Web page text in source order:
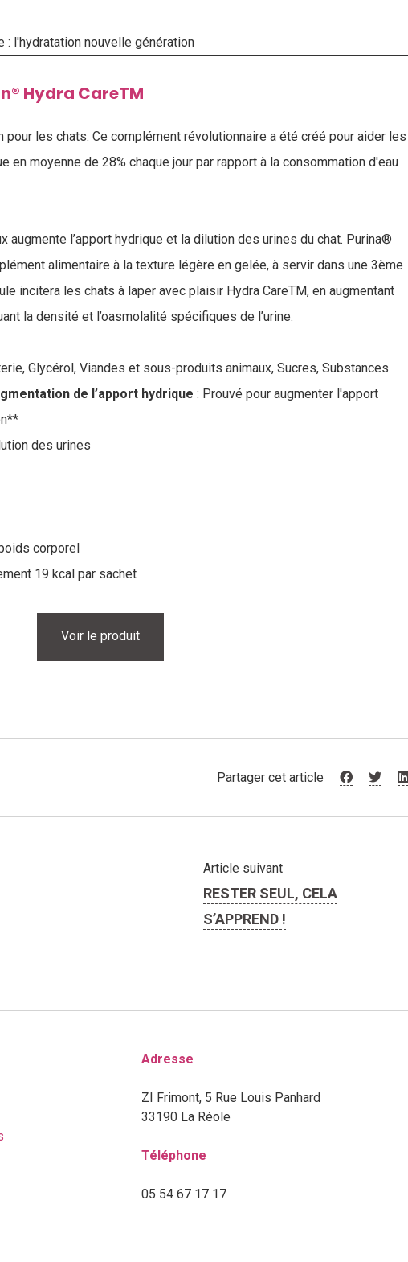
: l'hydratation nouvelle génération
Hydra CareTM
pour les chats. Ce complément révolutionnaire a été créé pour aider les
en moyenne de 28% chaque jour par rapport à la consommation d'eau
augmente l’apport hydrique et la dilution des urines du chat. Purina®
alimentaire à la texture légère en gelée, à servir dans une 3ème
incitera les chats à laper avec plaisir Hydra CareTM, en augmentant
la densité et l’oasmolalité spécifiques de l’urine.
Glycérol, Viandes et sous-produits animaux, Sucres, Substances
de l’apport hydrique : Prouvé pour augmenter l'apport
des urines
corporel
19 kcal par sachet
Voir le produit
Partager cet article
Article suivant
RESTER SEUL, CELA
S’APPREND !
Adresse
ZI Frimont, 5 Rue Louis Panhard
33190 La Réole
Téléphone
05 54 67 17 17